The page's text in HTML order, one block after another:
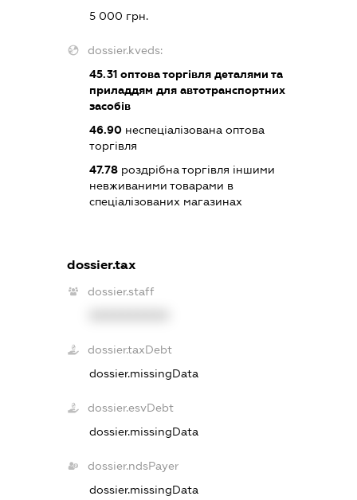
5 000 грн.
dossier.kveds:
45.31оптова торгівля деталями та
приладдям для автотранспортних
засобів
46.90неспеціалізована оптова
торгівля
47.78роздрібна торгівля іншими
невживаними товарами в
спеціалізованих магазинах
dossier.tax
dossier.staff
dossier.taxDebt
dossier.missingData
dossier.esvDebt
dossier.missingData
dossier.ndsPayer
dossier.missingData